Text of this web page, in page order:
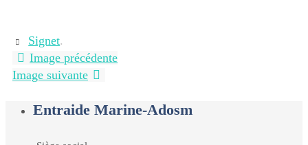
Signet.
Image précédente
Image suivante
Entraide Marine-Adosm